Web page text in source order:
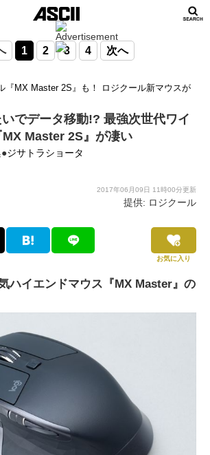
1 2 3 4 次へ
『MX Master 2S』も！ ロジクール新マウスが
でデータ移動!? 最強次世代ワイ
Master 2S』が凄い
ジサトラショータ
2017年06月09日 11時00分更新
提供: ロジクール
お気に入り
ハイエンドマウス『MX Master』の